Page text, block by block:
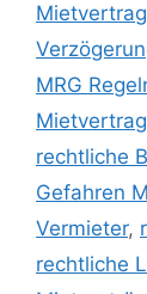
MRG
Mietvertrag
rechtliche
Gefahren
Vermieter,
rechtliche